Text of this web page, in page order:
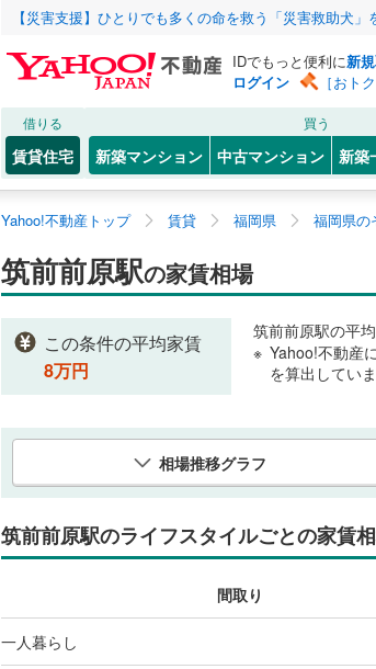
【災害支援】ひとりでも多くの命を救う「災害救助犬」
IDでもっと便利に新
ログイン
［おト
借りる
賃貸住宅
買う
新築マンション 中古マンション 新築
Yahoo!不動産トップ 賃貸 福岡県 福岡県の
筑前前原駅の家賃相場
この条件の平均家賃
8万円
筑前前原駅の平
Yahoo!不動産
を算出していま
相場推移グラフ
筑前前原駅のライフスタイルごとの家賃
間取り
一人暮らし